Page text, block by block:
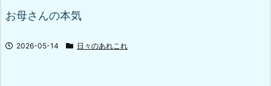
お母さんの本気
2026-05-14 日々のあれこれ